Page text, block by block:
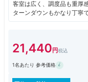
客室は広く、調度品も重厚
ターンダウンもかなり丁寧
ただ、ほかは気になったっ
勝手に取りに行っている人
やチェックイン時に出すと
ッフも多いのですが、立っ
21,440
1名あたり 参考価格